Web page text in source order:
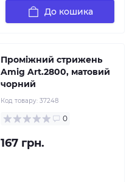
До кошика
Проміжний стрижень
Amig Art.2800, матовий
чорний
Код товару: 37248
0
167 грн.